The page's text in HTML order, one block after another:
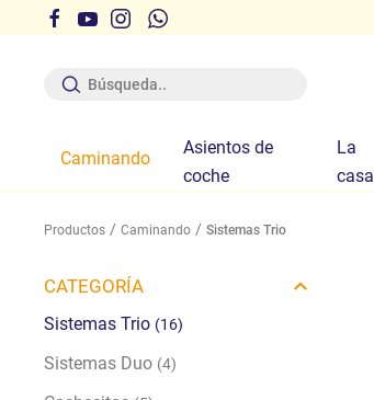
dentro de los tiempos indicados en el sitio
Caminando
Asientos de
coche
La
casa
Productos Caminando Sistemas Trio
CATEGORÍA
Sistemas Trio (16)
Sistemas Duo (4)